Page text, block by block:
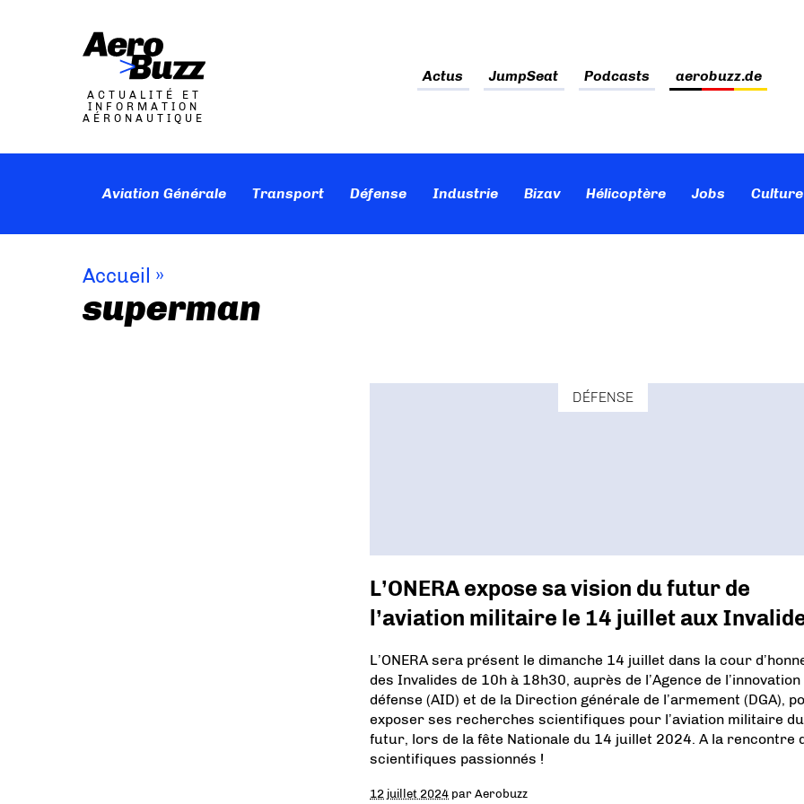
ACTUALITÉ ET
INFORMATION
AÉRONAUTIQUE
Actus JumpSeat Podcasts aerobuzz.de
Aviation Générale Transport Défense Industrie Bizav Hélicoptère Jobs
Accueil »
superman
DÉFENSE
L’ONERA expose sa vision du futur de
l’aviation militaire le 14 juillet aux
L’ONERA sera présent le dimanche 14 juillet dans la cour
des Invalides de 10h à 18h30, auprès de l’Agence de l’innovation
défense (AID) et de la Direction générale de l’armement (DGA),
exposer ses recherches scientifiques pour l’aviation militaire du
futur, lors de la fête Nationale du 14 juillet 2024. A la rencontre
scientifiques passionnés !
12 juillet 2024 parAerobuzz